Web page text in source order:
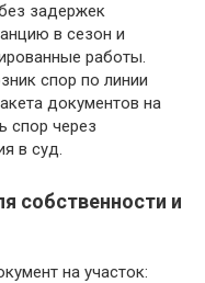
задержек
в сезон и
работы.
спор по линии
документов на
спор через
в суд.
собственности и
на участок: